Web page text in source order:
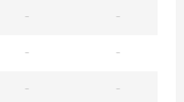
- -
- -
- -